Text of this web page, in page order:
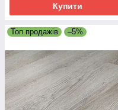
Купити
Топ продажів –5%